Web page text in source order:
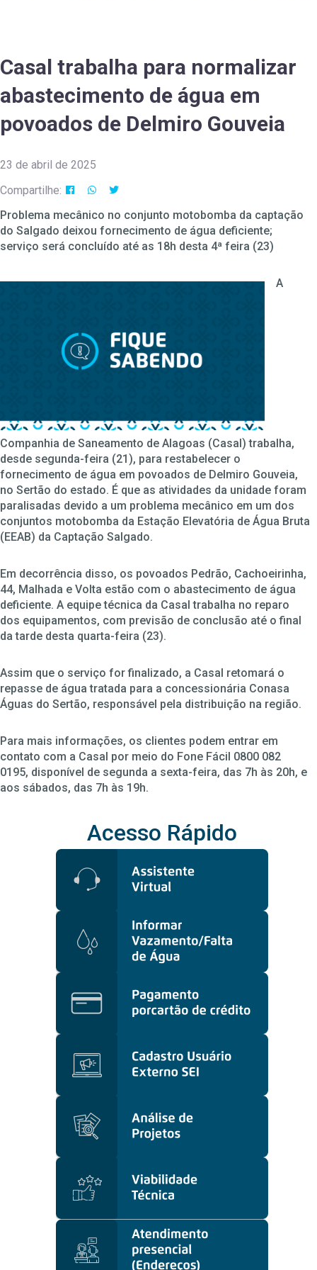
Casal trabalha para normalizar
abastecimento de água em
povoados de Delmiro Gouveia
23 de abril de 2025
Compartilhe:
Problema mecânico no conjunto motobomba da captação
do Salgado deixou fornecimento de água deficiente;
serviço será concluído até as 18h desta 4ª feira (23)
A
Companhia de Saneamento de Alagoas (Casal) trabalha,
desde segunda-feira (21), para restabelecer o
fornecimento de água em povoados de Delmiro Gouveia,
no Sertão do estado. É que as atividades da unidade foram
paralisadas devido a um problema mecânico em um dos
conjuntos motobomba da Estação Elevatória de Água Bruta
(EEAB) da Captação Salgado.
Em decorrência disso, os povoados Pedrão, Cachoeirinha,
44, Malhada e Volta estão com o abastecimento de água
deficiente. A equipe técnica da Casal trabalha no reparo
dos equipamentos, com previsão de conclusão até o final
da tarde desta quarta-feira (23).
Assim que o serviço for finalizado, a Casal retomará o
repasse de água tratada para a concessionária Conasa
Águas do Sertão, responsável pela distribuição na região.
Para mais informações, os clientes podem entrar em
contato com a Casal por meio do Fone Fácil 0800 082
0195, disponível de segunda a sexta-feira, das 7h às 20h, e
aos sábados, das 7h às 19h.
Acesso Rápido